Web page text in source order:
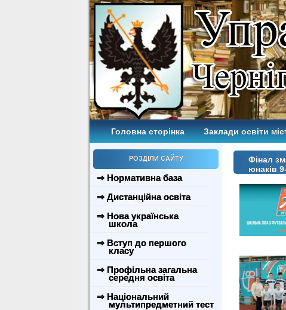
Головна сторінка Заклади освіти
РОЗДІЛИ САЙТУ
⇒ Нормативна база
⇒ Дистанційна освіта
⇒ Нова українська
школа
⇒ Вступ до першого
класу
⇒ Профільна загальна
середня освіта
⇒ Національний
мультипредметний тест
Фінал
юнаків